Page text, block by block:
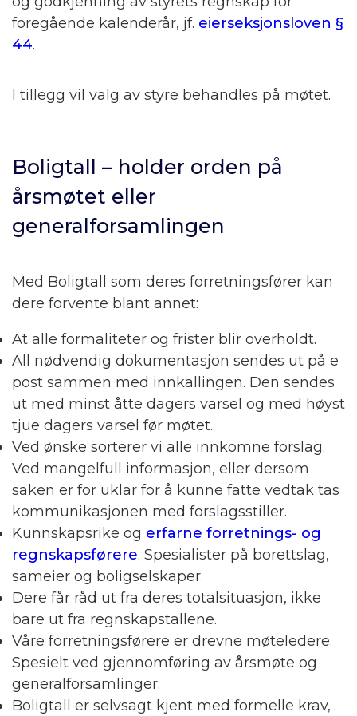
foregående kalenderår, jf. eierseksjonsloven §
44.
I tillegg vil valg av styre behandles på møtet.
Boligtall – holder orden på
årsmøtet eller
generalforsamlingen
Med Boligtall som deres forretningsfører kan
dere forvente blant annet:
At alle formaliteter og frister blir overholdt.
All nødvendig dokumentasjon sendes ut på e
post sammen med innkallingen. Den sendes
ut med minst åtte dagers varsel og med høyst
tjue dagers varsel før møtet.
Ved ønske sorterer vi alle innkomne forslag.
Ved mangelfull informasjon, eller dersom
saken er for uklar for å kunne fatte vedtak tas
kommunikasjonen med forslagsstiller.
Kunnskapsrike og erfarne forretnings- og
regnskapsførere. Spesialister på borettslag,
sameier og boligselskaper.
Dere får råd ut fra deres totalsituasjon, ikke
bare ut fra regnskapstallene.
Våre forretningsførere er drevne møteledere.
Spesielt ved gjennomføring av årsmøte og
generalforsamlinger.
Boligtall er selvsagt kjent med formelle krav,